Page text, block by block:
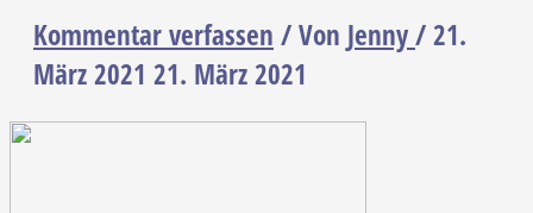
Kommentar verfassen / Von Jenny/21.
März 2021 21. März 2021